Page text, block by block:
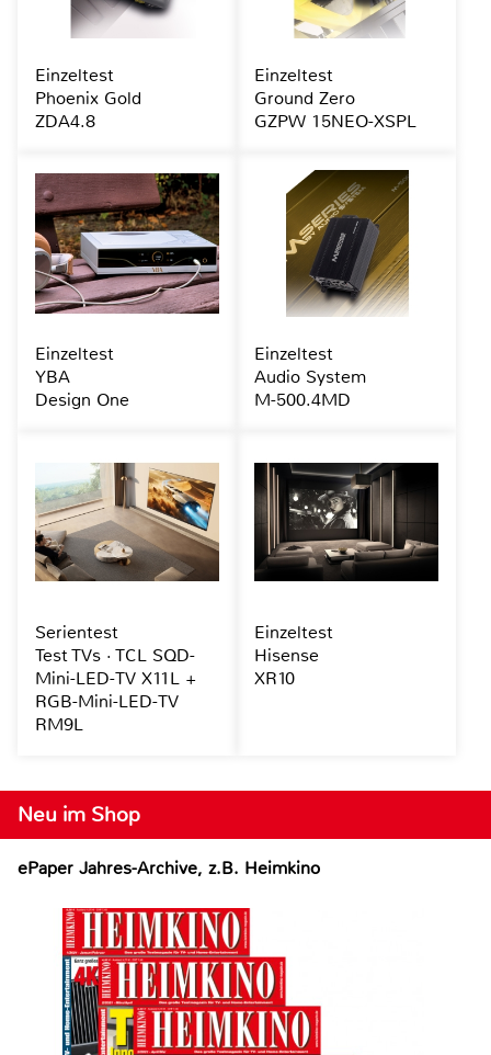
Neu im Shop
ePaper Jahres-Archive, z.B. Heimkino
Einzeltest
Phoenix Gold
ZDA4.8
Einzeltest
Ground Zero
GZPW 15NEO-XSPL
Einzeltest
YBA
Design One
Einzeltest
Audio System
M-500.4MD
Serientest
Test TVs · TCL SQD-
Mini-LED-TV X11L +
RGB-Mini-LED-TV
RM9L
Einzeltest
Hisense
XR10